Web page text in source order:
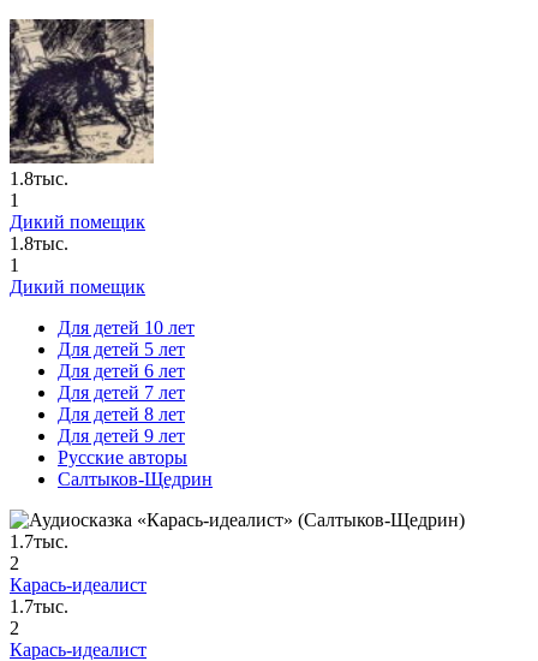
1.8тыс.
1
Дикий помещик
1.8тыс.
1
Дикий помещик
Для детей 10 лет
Для детей 5 лет
Для детей 6 лет
Для детей 7 лет
Для детей 8 лет
Для детей 9 лет
Русские авторы
Салтыков-Щедрин
1.7тыс.
2
Карась-идеалист
1.7тыс.
2
Карась-идеалист